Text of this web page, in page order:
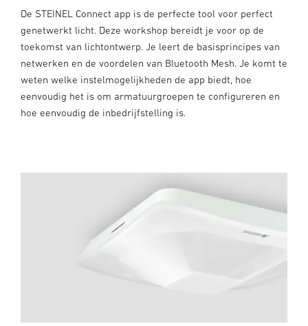
De STEINEL Connect app is de perfecte tool voor perfect
genetwerkt licht. Deze workshop bereidt je voor op de
toekomst van lichtontwerp. Je leert de basisprincipes van
netwerken en de voordelen van Bluetooth Mesh. Je komt te
weten welke instelmogelijkheden de app biedt, hoe
eenvoudig het is om armatuurgroepen te configureren en
hoe eenvoudig de inbedrijfstelling is.